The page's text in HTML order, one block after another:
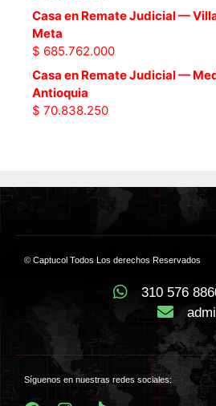
Casa en Remate Judicial —
Meta
$ 685.762.000
Casa en Remate Judicial —
Antioquia
$ 70.838.250
© Captucol Todos Los derechos Reservados
310 576
Síguenos en nuestras redes sociales: